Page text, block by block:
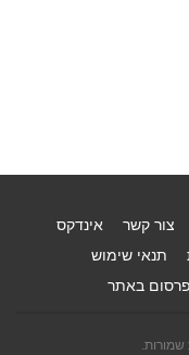
צור קשר
אינדקס
תנאי שימוש
פרסום באתר